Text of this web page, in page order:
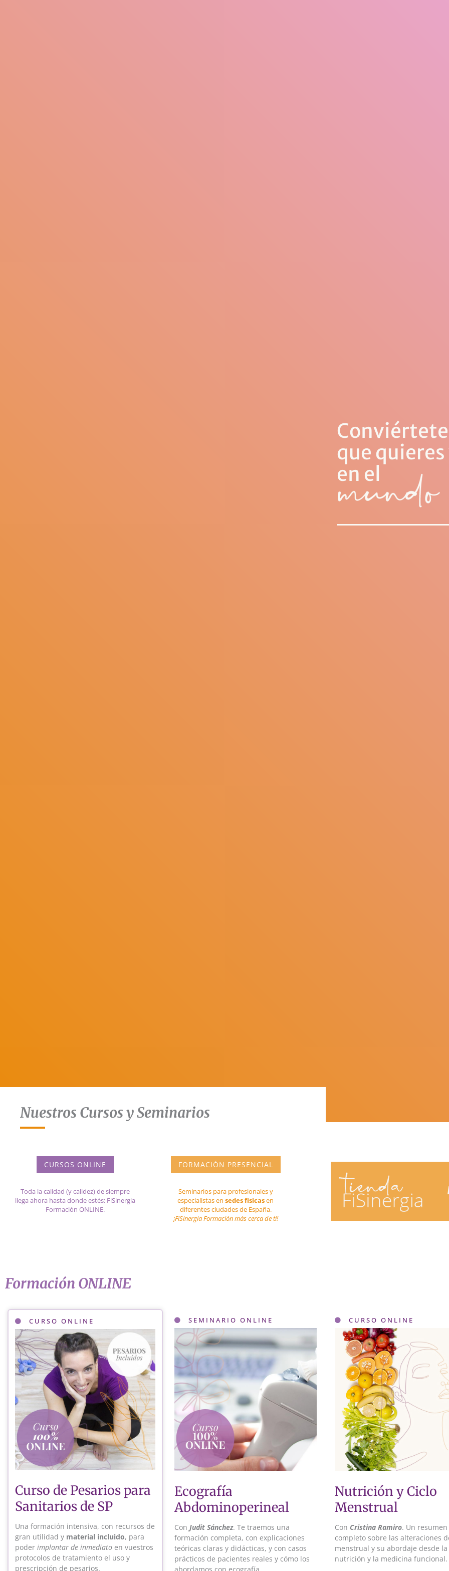
que
en el
Nuestros Cursos y Seminarios
CURSOS ONLINE
Toda la calidad (y calidez) de siempre
llega ahora hasta donde estés: FiSinergia
Formación ONLINE.
FORMACIÓN PRESENCIAL
Seminarios para profesionales y
especialistas en sedes físicasen
diferentes ciudades de España.
¡FiSinergia Formaciónmás cerca de ti!
Formación ONLINE
CURSO ONLINE
Curso de Pesarios para
Sanitarios de SP
Una formación intensiva, con recursos de
gran utilidad y material incluido, para
poder implantar de inmediato en vuestros
protocolos de tratamiento el uso y
prescripción de pesarios.
SEMINARIO ONLINE
Ecografía
Abdominoperineal
Con Judit Sánchez. Te traemos una
formación completa, con explicaciones
teóricas claras y didácticas, y con casos
prácticos de pacientes reales y cómo los
CURSO ONLINE
Nutrición y Ciclo
Menstrual
Con Cristina Ramiro. Un resumen
completo sobre las alteraciones
menstrual y su abordaje desde la
nutrición y la medicina funcional.